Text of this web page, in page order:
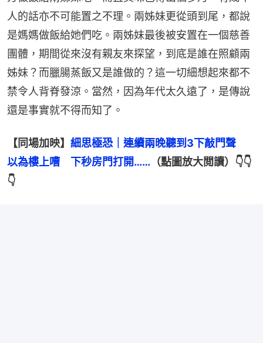
人的話亦不可能置之不理。兩姊妹更從頭到尾，都說
是媽媽做飯給她們吃。兩姊妹最後被安置在一個慈善
團體，期間從來沒有親友來探望，到底是誰在照顧兩
姊妹？而臘腸蒸飯又是誰做的？這一切細想起來都不
禁令人背脊發涼。當然，因為年代太久遠了，是傳說
還是事實就不得而知了。
【同場加映】 細思極恐｜連續兩晚聽到3下敲門聲
以為樓上嘈　下秒房門打開…… （點圖放大閲讀）👇👇
👇